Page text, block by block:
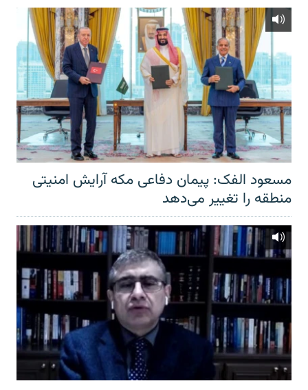
مسعود الفک: پیمان دفاعی مکه آرایش امنیتی
منطقه را تغییر می‌دهد